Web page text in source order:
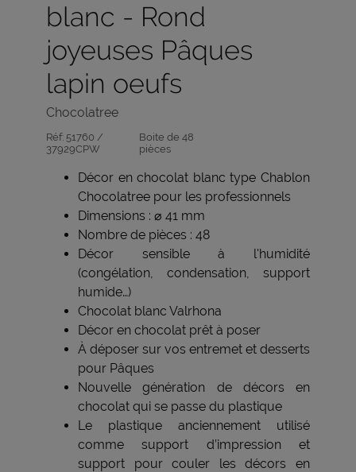
blanc - Rond
joyeuses Pâques
lapin oeufs
Chocolatree
Réf: 51760 /
37929CPW
Boite de 48
pièces
Décor en chocolat blanc type Chablon
Chocolatree pour les professionnels
Dimensions : ⌀ 41 mm
Nombre de pièces : 48
Décor sensible à l'humidité
(congélation, condensation, support
humide…)
Chocolat blanc Valrhona
Décor en chocolat prêt à poser
À déposer sur vos entremet et desserts
pour Pâques
Nouvelle génération de décors en
chocolat qui se passe du plastique
Le plastique anciennement utilisé
comme support d’impression et
support pour couler les décors en